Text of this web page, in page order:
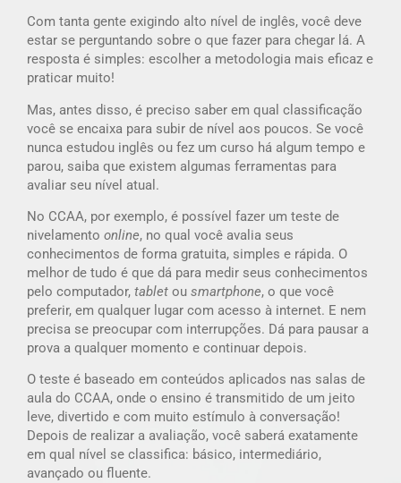
Com tanta gente exigindo alto nível de inglês, você deve
estar se perguntando sobre o que fazer para chegar lá. A
resposta é simples: escolher a metodologia mais eficaz e
praticar muito!
Mas, antes disso, é preciso saber em qual classificação
você se encaixa para subir de nível aos poucos. Se você
nunca estudou inglês ou fez um curso há algum tempo e
parou, saiba que existem algumas ferramentas para
avaliar seu nível atual.
No CCAA, por exemplo, é possível fazer um teste de
nivelamento online, no qual você avalia seus
conhecimentos de forma gratuita, simples e rápida. O
melhor de tudo é que dá para medir seus conhecimentos
pelo computador, tablet ou smartphone, o que você
preferir, em qualquer lugar com acesso à internet. E nem
precisa se preocupar com interrupções. Dá para pausar a
prova a qualquer momento e continuar depois.
O teste é baseado em conteúdos aplicados nas salas de
aula do CCAA, onde o ensino é transmitido de um jeito
leve, divertido e com muito estímulo à conversação!
Depois de realizar a avaliação, você saberá exatamente
em qual nível se classifica: básico, intermediário,
avançado ou fluente.